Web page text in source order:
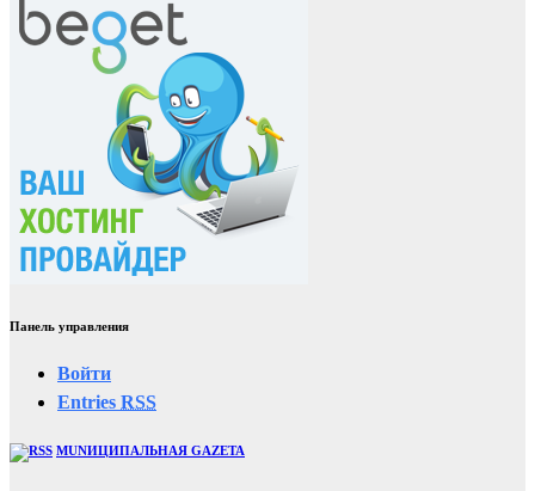
Панель управления
Войти
Entries RSS
MUNИЦИПАЛЬНАЯ GAZЕТА